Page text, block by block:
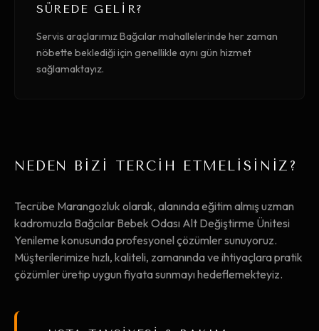
SÜREDE GELIR?
Servis araçlarımız Bağcılar mahallelerinde her zaman
nöbette beklediği için genellikle aynı gün hizmet
sağlamaktayız.
NEDEN BİZİ TERCİH ETMELİSİNİZ?
Tecrübe Marangozluk olarak, alanında eğitim almış uzman
kadromuzla Bağcılar Bebek Odası Alt Değiştirme Ünitesi
Yenileme konusunda profesyonel çözümler sunuyoruz.
Müşterilerimize hızlı, kaliteli, zamanında ve ihtiyaçlara pratik
çözümler üretip uygun fiyata sunmayı hedeflemekteyiz.